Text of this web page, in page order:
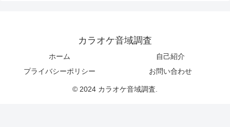
カラオケ音域調査
ホーム
自己紹介
プライバシーポリシー
お問い合わせ
© 2024 カラオケ音域調査.